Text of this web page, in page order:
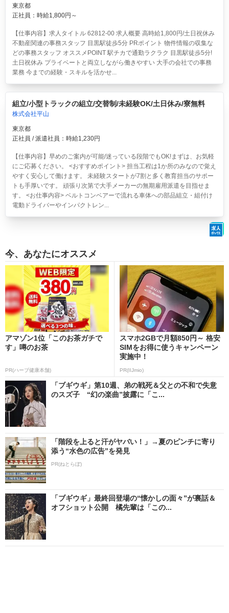
東京都
正社員：時給1,800円～
【仕事内容】求人タイトル 62812-00 求人概要 高時給1,800円/土日祝休み
不動産関連の事務スタッフ 目黒駅徒歩5分 PRポイント 物件情報の収集な
どの事務スタッフ オススメPOINT 駅チカで通勤ラクラク 目黒駅徒歩5分!
土日祝休み プライベートと両立しながら働きやすい 大手の会社での事務
業務 今までの経験・スキルを活かせ...
組立/小型トラックの組立/交替制/未経験OK/土日休み/寮無料
株式会社平山
東京都
正社員 / 派遣社員：時給1,230円
【仕事内容】早めのご案内が可能/迷っている段階でもOK!まずは、お気軽
にご応募ください。 <おすすめポイント> 担当工程は1か所のみなので覚え
やすく安心して働けます。 未経験スタートが7割と多く教育担当のサポー
トも手厚いです。 頑張り次第で大手メーカーの無期雇用派遣を目指せま
す。 <お仕事内容> ベルトコンベアーで流れる車体への部品組立・組付け
電動ドライバーやインパクトレン...
今、あなたにオススメ
アマゾン1位「このお茶ガチで
す」噂のお茶
PR(ハーブ健康本舗)
スマホ2GBで月額850円～ 格安
SIMをお得に使うキャンペーン
実施中！
PR(IIJmio)
「ブギウギ」第10週、弟の戦死＆父との不和で失意
のスズ子 “幻の楽曲”披露に「こ...
「階段を上ると汗がヤバい！」→夏のピンチに寄り
添う“水色の広告”を発見
PR(ねとらぼ)
「ブギウギ」最終回登場の“懐かしの面々”が裏話＆
オフショット公開 橘先輩は「この...